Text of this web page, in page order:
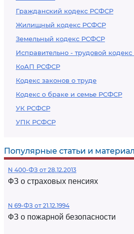
Гражданский кодекс РСФСР
Жилищный кодекс РСФСР
Земельный кодекс РСФСР
Исправительно - трудовой
КоАП РСФСР
Кодекс законов о труде
Кодекс о браке и семье РСФСР
УК РСФСР
УПК РСФСР
Популярные статьи и
N 400-ФЗ от 28.12.2013
ФЗ о страховых пенсиях
N 69-ФЗ от 21.12.1994
ФЗ о пожарной безопасности